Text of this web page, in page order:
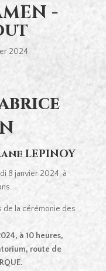
-
2024
LEPINOY
8 janvier 2024, à
de la cérémonie des
à 10 heures,
route de